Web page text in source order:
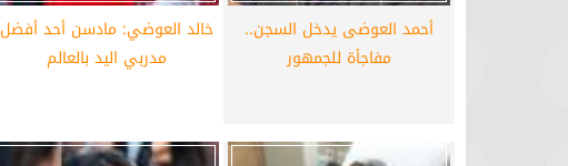
أحمد العوضى يدخل السجن..
مفاجأة للجمهور
خالد العوضي: مادسن أحد أفضل
مدربي اليد بالعالم